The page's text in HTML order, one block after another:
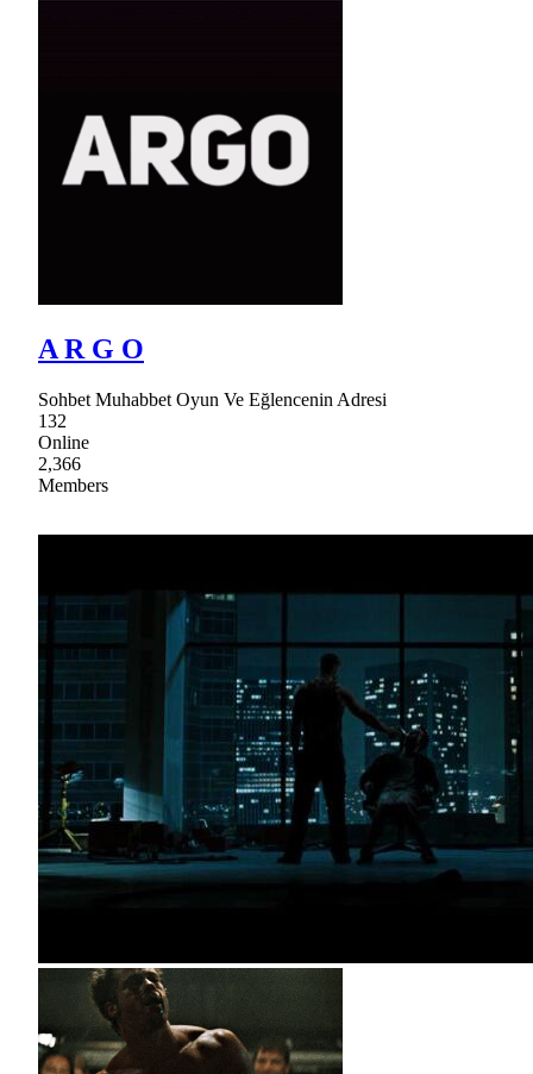
A R G O
Sohbet Muhabbet Oyun Ve Eğlencenin Adresi
132
Online
2,366
Members